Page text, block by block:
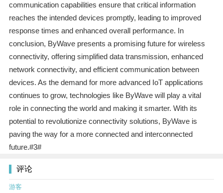
communication capabilities ensure that critical information
reaches the intended devices promptly, leading to improved
response times and enhanced overall performance. In
conclusion, ByWave presents a promising future for wireless
connectivity, offering simplified data transmission, enhanced
network connectivity, and efficient communication between
devices. As the demand for more advanced IoT applications
continues to grow, technologies like ByWave will play a vital
role in connecting the world and making it smarter. With its
potential to revolutionize connectivity solutions, ByWave is
paving the way for a more connected and interconnected
future.#3#
评论
游客